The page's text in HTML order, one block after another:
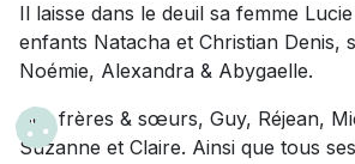
Il laisse dans le deuil sa femme
enfants Natacha et Christian Denis,
Noémie, Alexandra & Abygaelle.
Ses frères & sœurs, Guy, Réjean,
Suzanne et Claire. Ainsi que tous